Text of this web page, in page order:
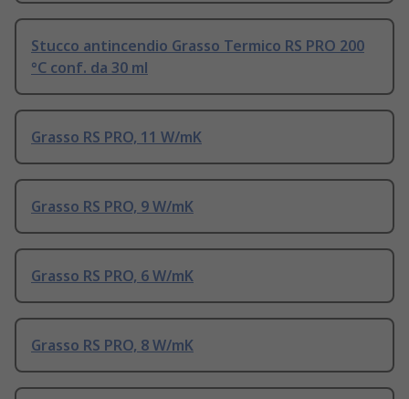
Stucco antincendio Grasso Termico RS PRO 200
°C conf. da 30 ml
Grasso RS PRO, 11 W/mK
Grasso RS PRO, 9 W/mK
Grasso RS PRO, 6 W/mK
Grasso RS PRO, 8 W/mK